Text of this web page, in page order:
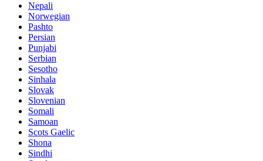
Nepali
Norwegian
Pashto
Persian
Punjabi
Serbian
Sesotho
Sinhala
Slovak
Slovenian
Somali
Samoan
Scots Gaelic
Shona
Sindhi